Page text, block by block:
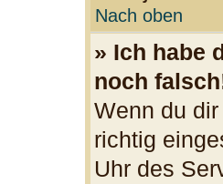
Nach oben
» Ich habe
noch
Wenn du
richtig
Uhr des